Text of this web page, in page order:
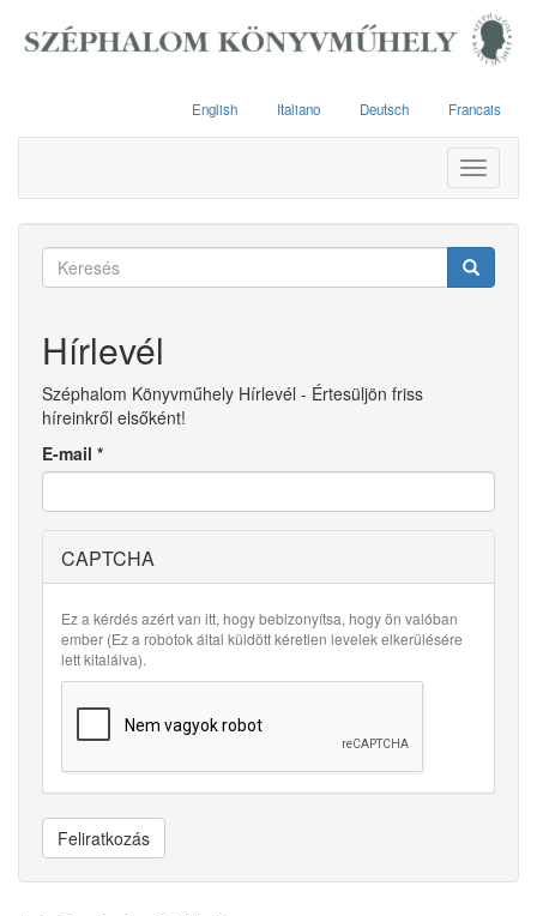
English Italiano Deutsch Francais
Toggle
Keresés
Hírlevél
Széphalom Könyvműhely Hírlevél - Értesüljön friss
híreinkről elsőként!
E-mail *
CAPTCHA
Ez a kérdés azért van itt, hogy bebizonyítsa, hogy ön valóban
ember (Ez a robotok által küldött kéretlen levelek elkerülésére
lett kitalálva).
Feliratkozás